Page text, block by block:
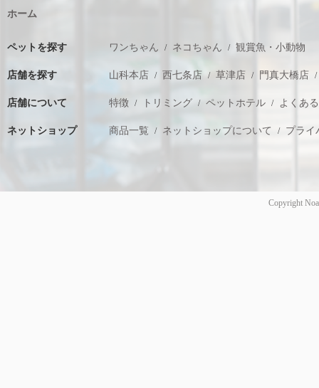
ホーム
ペットを探す ワンちゃん ネコちゃん 観賞魚・小動物
店舗を探す 山科本店 西七条店 草津店 門真大橋店
店舗について 特徴 トリミング ペットホテル よくあ
ネットショップ 商品一覧 ネットショップについて プライ
Copyright